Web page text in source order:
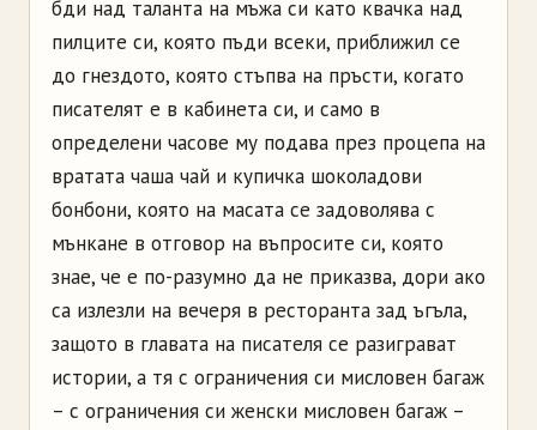
бди над таланта на мъжа си като квачка над
пилците си, която пъди всеки, приближил се
до гнездото, която стъпва на пръсти, когато
писателят е в кабинета си, и само в
определени часове му подава през процепа на
вратата чаша чай и купичка шоколадови
бонбони, която на масата се задоволява с
мънкане в отговор на въпросите си, която
знае, че е по-разумно да не приказва, дори ако
са излезли на вечеря в ресторанта зад ъгъла,
защото в главата на писателя се разиграват
истории, а тя с ограничения си мисловен багаж
– с ограничения си женски мисловен багаж –